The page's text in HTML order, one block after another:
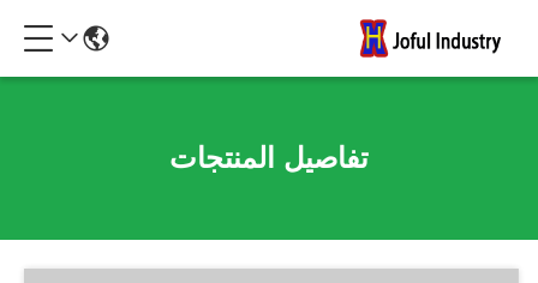
تفاصيل المنتجات